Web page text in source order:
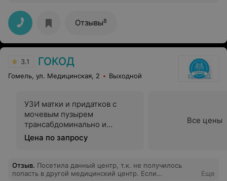
Отзывы8
3.1 ГОКОД
Гомель, ул. Медицинская, 2 Выходной
УЗИ матки и придатков с
мочевым пузырем
трансабдоминально и
трансвагинально
Цена по запросу
Все цены
Отзыв. Посетила данный центр, т.к. не получилось
попасть в другой медицинский центр. Если
Еще